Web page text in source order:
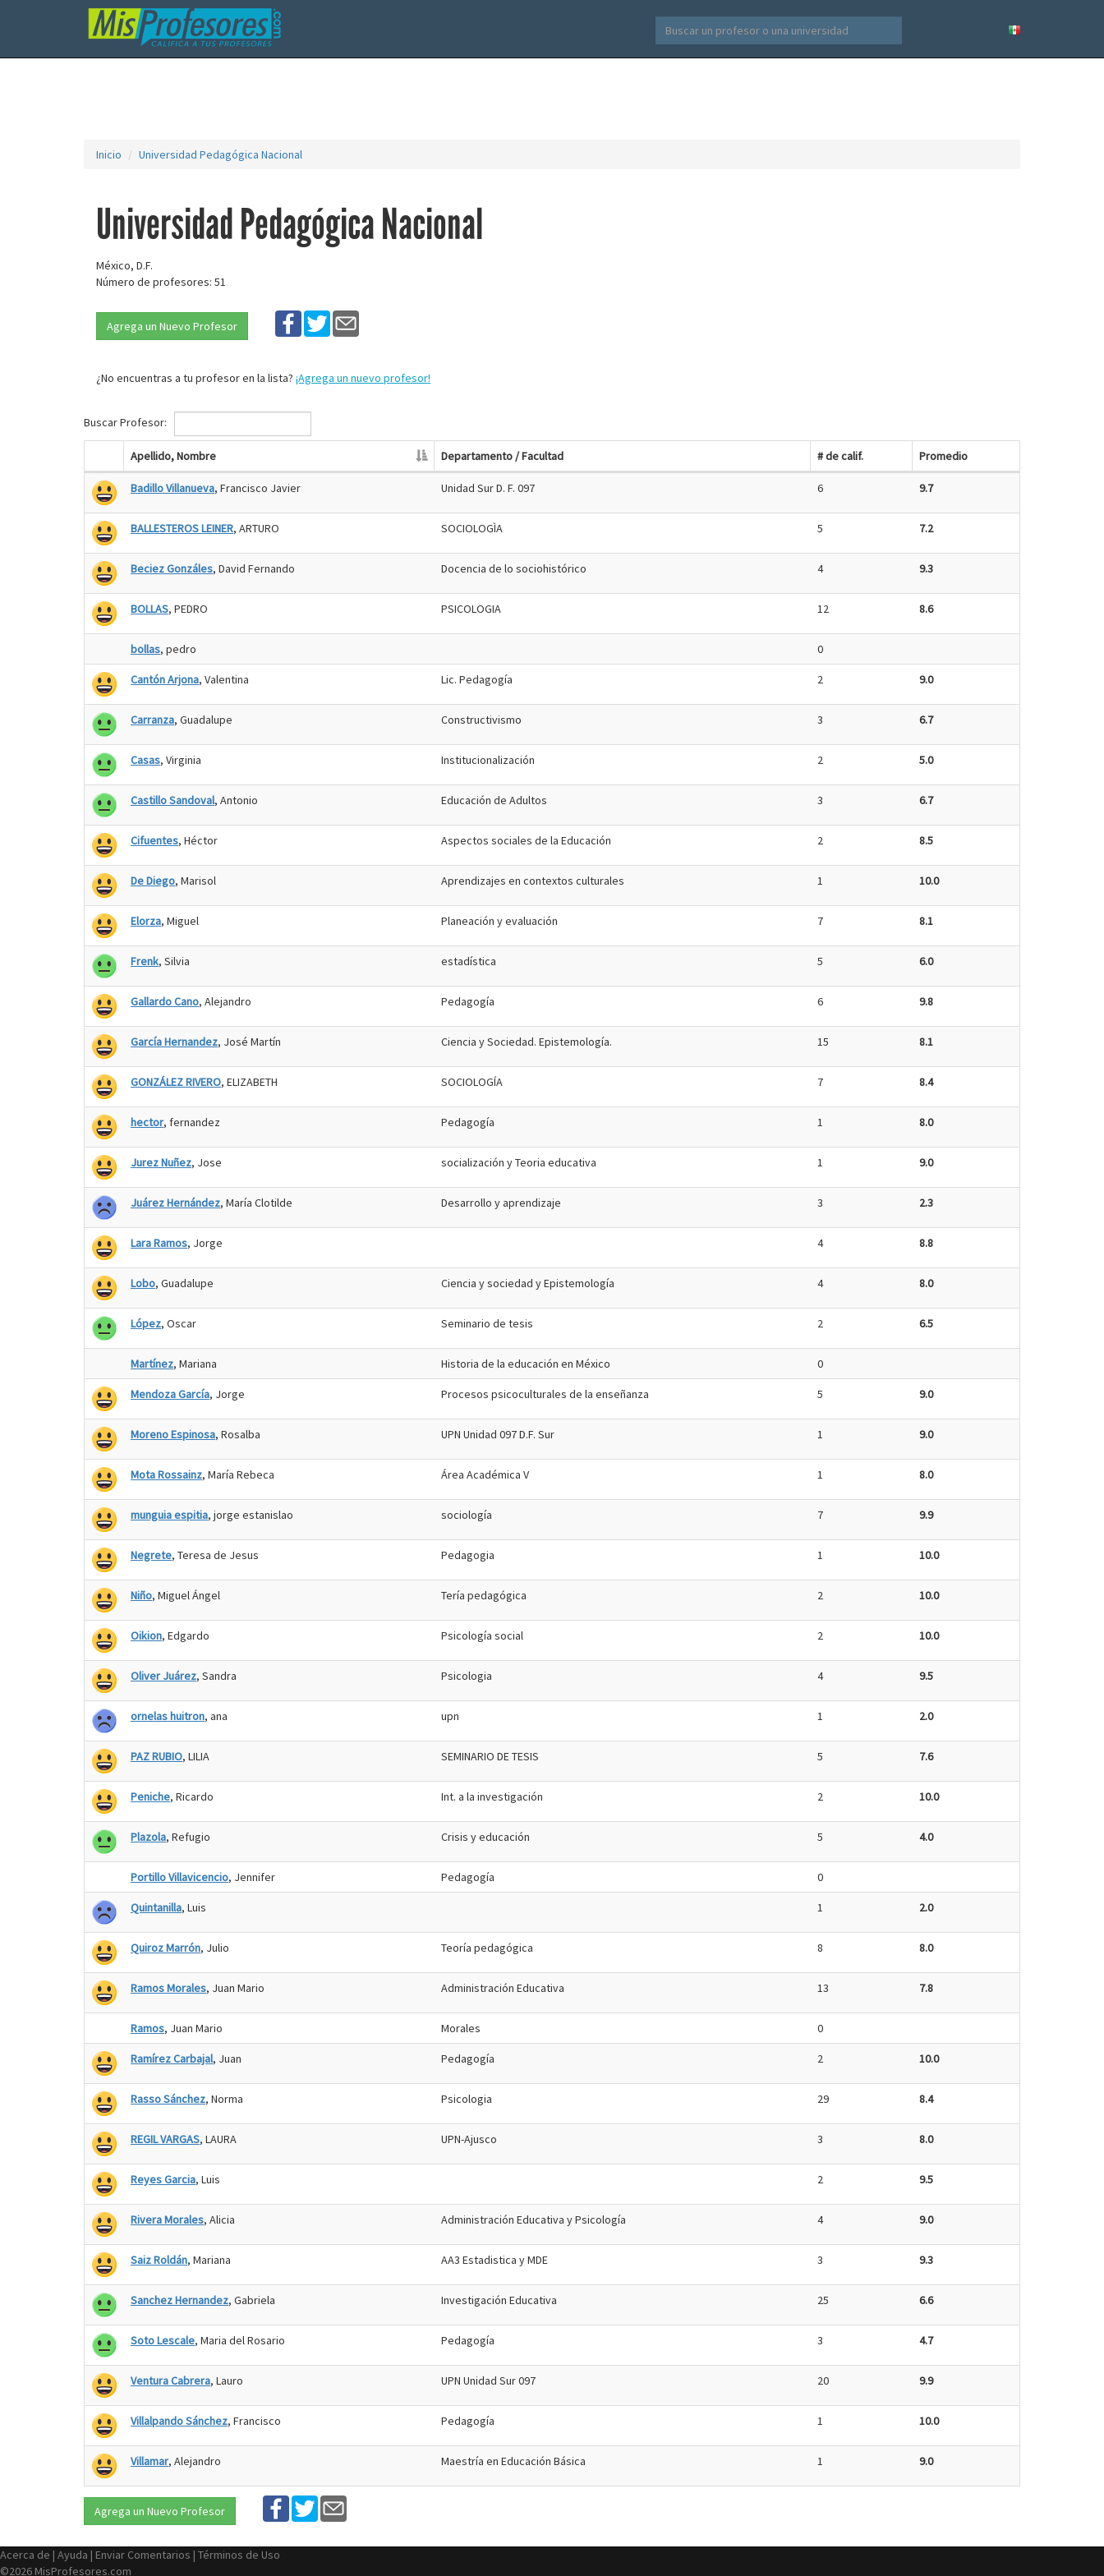
Inicio Universidad Pedagógica Nacional
Universidad Pedagógica Nacional
México, D.F.
Número de profesores: 51
Agrega un Nuevo Profesor
¿No encuentras a tu profesor en la lista? ¡Agrega un nuevo profesor!
Buscar Profesor:
Apellido, Nombre Departamento / Facultad # de calif. Promedio
Badillo Villanueva, Francisco Javier Unidad Sur D. F. 097 6 9.7
BALLESTEROS LEINER, ARTURO SOCIOLOGÌA 5 7.2
Beciez Gonzáles, David Fernando Docencia de lo sociohistórico 4 9.3
BOLLAS, PEDRO PSICOLOGIA 12 8.6
bollas, pedro 0
Cantón Arjona, Valentina Lic. Pedagogía 2 9.0
Carranza, Guadalupe Constructivismo 3 6.7
Casas, Virginia Institucionalización 2 5.0
Castillo Sandoval, Antonio Educación de Adultos 3 6.7
Cifuentes, Héctor Aspectos sociales de la Educación 2 8.5
De Diego, Marisol Aprendizajes en contextos culturales 1 10.0
Elorza, Miguel Planeación y evaluación 7 8.1
Frenk, Silvia estadística 5 6.0
Gallardo Cano, Alejandro Pedagogía 6 9.8
García Hernandez, José Martín Ciencia y Sociedad. Epistemología. 15 8.1
GONZÁLEZ RIVERO, ELIZABETH SOCIOLOGÍA 7 8.4
hector, fernandez Pedagogía 1 8.0
Jurez Nuñez, Jose socialización y Teoria educativa 1 9.0
Juárez Hernández, María Clotilde Desarrollo y aprendizaje 3 2.3
Lara Ramos, Jorge 4 8.8
Lobo, Guadalupe Ciencia y sociedad y Epistemología 4 8.0
López, Oscar Seminario de tesis 2 6.5
Martínez, Mariana Historia de la educación en México 0
Mendoza García, Jorge Procesos psicoculturales de la enseñanza 5 9.0
Moreno Espinosa, Rosalba UPN Unidad 097 D.F. Sur 1 9.0
Mota Rossainz, María Rebeca Área Académica V 1 8.0
munguia espitia, jorge estanislao sociología 7 9.9
Negrete, Teresa de Jesus Pedagogia 1 10.0
Niño, Miguel Ángel Tería pedagógica 2 10.0
Oikion, Edgardo Psicología social 2 10.0
Oliver Juárez, Sandra Psicologia 4 9.5
ornelas huitron, ana upn 1 2.0
PAZ RUBIO, LILIA SEMINARIO DE TESIS 5 7.6
Peniche, Ricardo Int. a la investigación 2 10.0
Plazola, Refugio Crisis y educación 5 4.0
Portillo Villavicencio, Jennifer Pedagogía 0
Quintanilla, Luis 1 2.0
Quiroz Marrón, Julio Teoría pedagógica 8 8.0
Ramos Morales, Juan Mario Administración Educativa 13 7.8
Ramos, Juan Mario Morales 0
Ramírez Carbajal, Juan Pedagogía 2 10.0
Rasso Sánchez, Norma Psicologia 29 8.4
REGIL VARGAS, LAURA UPN-Ajusco 3 8.0
Reyes Garcia, Luis 2 9.5
Rivera Morales, Alicia Administración Educativa y Psicología 4 9.0
Saiz Roldán, Mariana AA3 Estadistica y MDE 3 9.3
Sanchez Hernandez, Gabriela Investigación Educativa 25 6.6
Soto Lescale, Maria del Rosario Pedagogía 3 4.7
Ventura Cabrera, Lauro UPN Unidad Sur 097 20 9.9
Villalpando Sánchez, Francisco Pedagogía 1 10.0
Villamar, Alejandro Maestría en Educación Básica 1 9.0
Agrega un Nuevo Profesor
Acerca de | Ayuda | Enviar Comentarios | Términos de Uso
©2026 MisProfesores.com